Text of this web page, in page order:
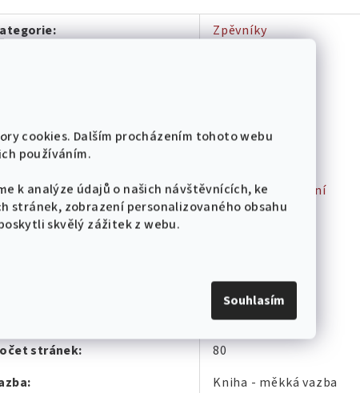
cookies. Dalším procházením tohoto webu
používáním.
k analýze údajů o našich návštěvnících, ke
stránek, zobrazení personalizovaného obsahu
skvělý zážitek z webu.
Souhlasím
:
Zpěvníky
:
: Klasická,
Duchovní
:
Pokročilý
15
stránek:
80
:
Kniha - měkká vazba